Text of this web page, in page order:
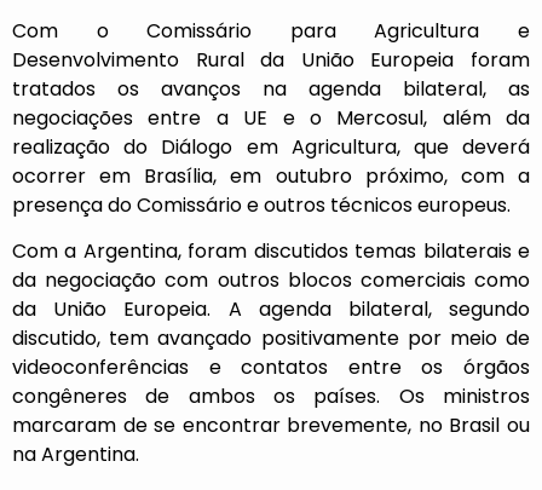
Com o Comissário para Agricultura e
Desenvolvimento Rural da União Europeia foram
tratados os avanços na agenda bilateral, as
negociações entre a UE e o Mercosul, além da
realização do Diálogo em Agricultura, que deverá
ocorrer em Brasília, em outubro próximo, com a
presença do Comissário e outros técnicos europeus.
Com a Argentina, foram discutidos temas bilaterais e
da negociação com outros blocos comerciais como
da União Europeia. A agenda bilateral, segundo
discutido, tem avançado positivamente por meio de
videoconferências e contatos entre os órgãos
congêneres de ambos os países. Os ministros
marcaram de se encontrar brevemente, no Brasil ou
na Argentina.